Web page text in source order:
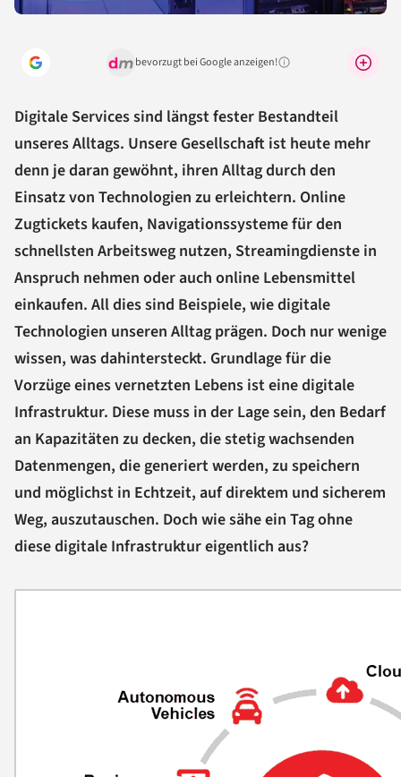
bevorzugt bei Google anzeigen!Warum lohnt sich das?
Digitale Services sind längst fester Bestandteil
unseres Alltags. Unsere Gesellschaft ist heute mehr
denn je daran gewöhnt, ihren Alltag durch den
Einsatz von Technologien zu erleichtern. Online
Zugtickets kaufen, Navigationssysteme für den
schnellsten Arbeitsweg nutzen, Streamingdienste in
Anspruch nehmen oder auch online Lebensmittel
einkaufen. All dies sind Beispiele, wie digitale
Technologien unseren Alltag prägen. Doch nur wenige
wissen, was dahintersteckt. Grundlage für die
Vorzüge eines vernetzten Lebens ist eine digitale
Infrastruktur. Diese muss in der Lage sein, den Bedarf
an Kapazitäten zu decken, die stetig wachsenden
Datenmengen, die generiert werden, zu speichern
und möglichst in Echtzeit, auf direktem und sicherem
Weg, auszutauschen. Doch wie sähe ein Tag ohne
diese digitale Infrastruktur eigentlich aus?